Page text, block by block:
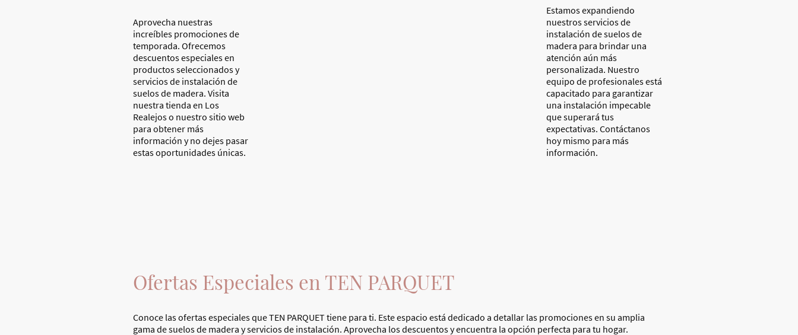
Aprovecha nuestras
increíbles promociones de
temporada. Ofrecemos
descuentos especiales en
productos seleccionados y
servicios de instalación de
suelos de madera. Visita
nuestra tienda en Los
Realejos o nuestro sitio web
para obtener más
información y no dejes pasar
estas oportunidades únicas.
Estamos expandiendo
nuestros servicios de
instalación de suelos de
madera para brindar una
atención aún más
personalizada. Nuestro
equipo de profesionales está
capacitado para garantizar
una instalación impecable
que superará tus
expectativas. Contáctanos
hoy mismo para más
información.
Ofertas Especiales en TEN PARQUET
Conoce las ofertas especiales que TEN PARQUET tiene para ti. Este espacio está dedicado a detallar las promociones en su amplia
gama de suelos de madera y servicios de instalación. Aprovecha los descuentos y encuentra la opción perfecta para tu hogar.